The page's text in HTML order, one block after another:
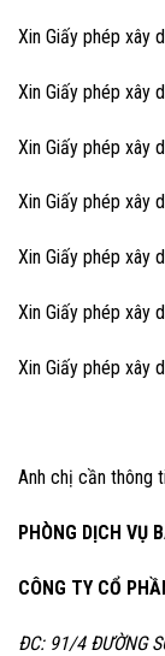
Xin Giấy phép xây
Xin Giấy phép xây
Xin Giấy phép xây
Xin Giấy phép xây
Xin Giấy phép xây
Xin Giấy phép xây
Xin Giấy phép xây
Anh chị cần thông
PHÒNG DỊCH VỤ
CÔNG TY CỔ
ĐC: 91/4 ĐƯỜNG